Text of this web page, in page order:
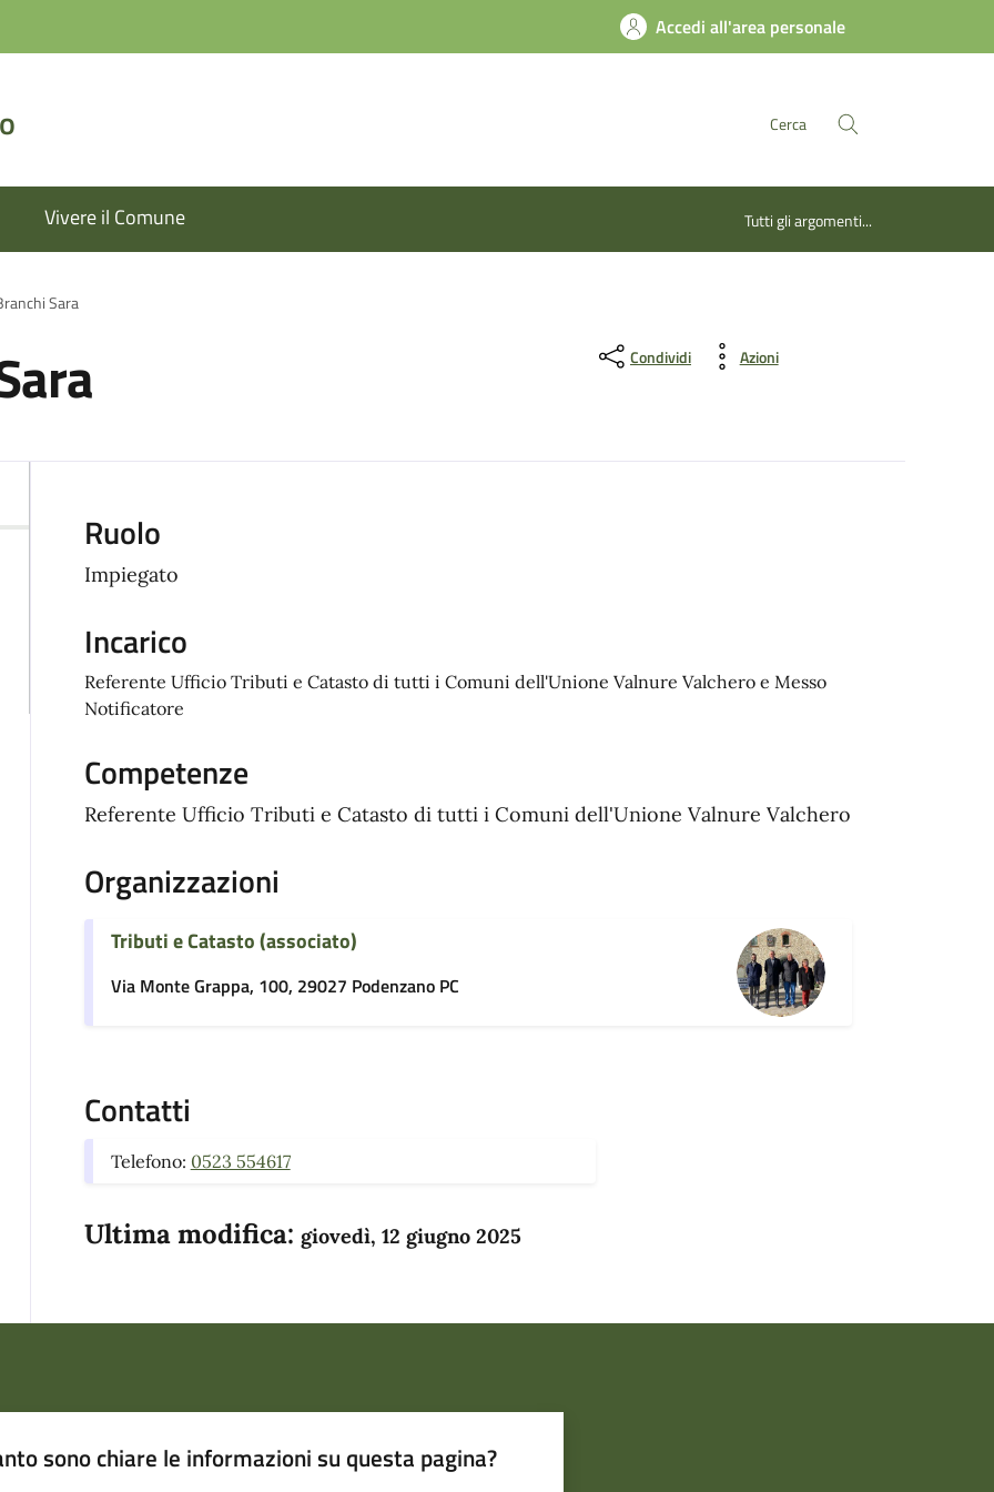
Accedi all'area personale
Cerca
Vivere il Comune Tutti gli argomenti...
Sara
Condividi Azioni
Ruolo
Impiegato
Incarico
Referente Ufficio Tributi e Catasto di tutti i Comuni dell'Unione Valnure Valchero e Messo
Notificatore
Competenze
Referente Ufficio Tributi e Catasto di tutti i Comuni dell'Unione Valnure Valchero
Organizzazioni
Tributi e Catasto (associato)
Via Monte Grappa, 100, 29027 Podenzano PC
Contatti
Telefono: 0523 554617
Ultima modifica: giovedì, 12 giugno 2025
sono chiare le informazioni su questa pagina?